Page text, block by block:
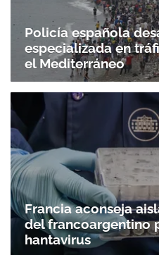
Policía española
especializada en
el Mediterráneo
Francia aconseja
del francoargentino
hantavirus